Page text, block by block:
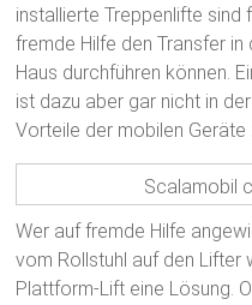
installierte Treppenlifte sind
fremde Hilfe den Transfer
Haus durchführen können.
ist dazu aber gar nicht in
Vorteile der mobilen Geräte
Scalamobil
Wer auf fremde Hilfe
vom Rollstuhl auf den Lifter
Plattform-Lift eine Lösung.